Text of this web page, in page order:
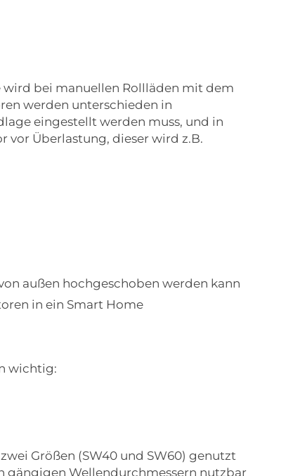
wird bei manuellen Rollläden mit dem
werden unterschieden in
eingestellt werden muss, und in
vor Überlastung, dieser wird z.B.
außen hochgeschoben werden kann
in ein Smart Home
wichtig:
Größen (SW40 und SW60) genutzt
gängigen Wellendurchmessern nutzbar